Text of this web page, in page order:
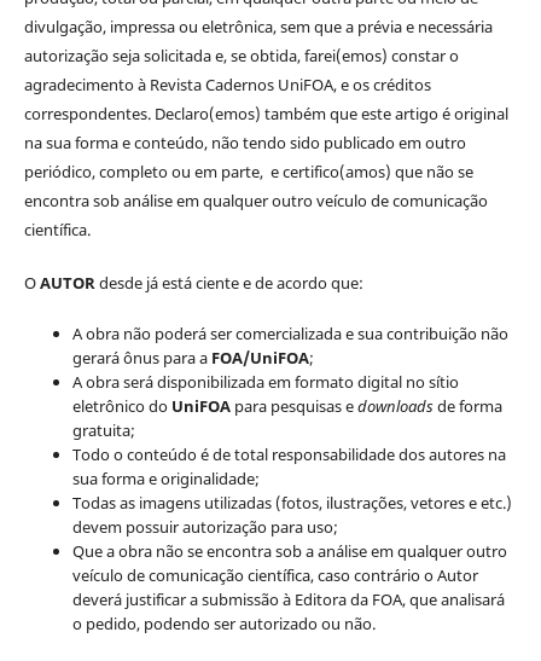
divulgação, impressa ou eletrônica, sem que a prévia e necessária
autorização seja solicitada e, se obtida, farei(emos) constar o
agradecimento à Revista Cadernos UniFOA, e os créditos
correspondentes. Declaro(emos) também que este artigo é original
na sua forma e conteúdo, não tendo sido publicado em outro
periódico, completo ou em parte, e certifico(amos) que não se
encontra sob análise em qualquer outro veículo de comunicação
científica.
OAUTORdesde já está ciente e de acordo que:
A obra não poderá ser comercializada e sua contribuição não
gerará ônus para a FOA/UniFOA;
A obra será disponibilizada em formato digital no sítio
eletrônico do UniFOApara pesquisas edownloadsde forma
gratuita;
Todo o conteúdo é de total responsabilidade dos autores na
sua forma e originalidade;
Todas as imagens utilizadas (fotos, ilustrações, vetores e etc.)
devem possuir autorização para uso;
Que a obra não se encontra sob a análise em qualquer outro
veículo de comunicação científica, caso contrário o Autor
deverá justificar a submissão à Editora da FOA, que analisará
o pedido, podendo ser autorizado ou não.